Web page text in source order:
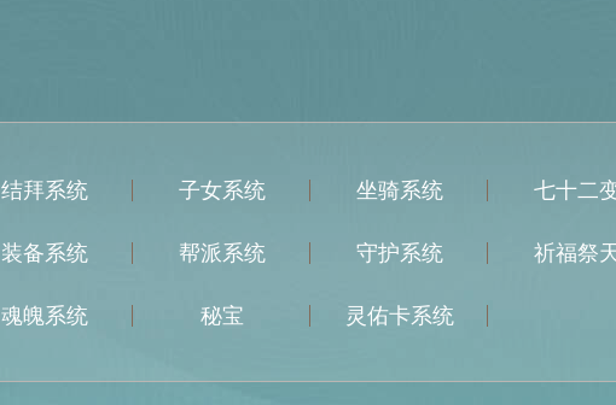
结拜系统 子女系统 坐骑系统
七十二
装备系统 帮派系统 守护系统
祈福祭
魂魄系统 秘宝 灵佑卡系统